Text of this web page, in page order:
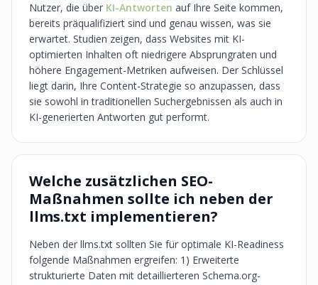
Nutzer, die über KI-Antworten auf Ihre Seite kommen,
bereits präqualifiziert sind und genau wissen, was sie
erwartet. Studien zeigen, dass Websites mit KI-
optimierten Inhalten oft niedrigere Absprungraten und
höhere Engagement-Metriken aufweisen. Der Schlüssel
liegt darin, Ihre Content-Strategie so anzupassen, dass
sie sowohl in traditionellen Suchergebnissen als auch in
KI-generierten Antworten gut performt.
Welche zusätzlichen SEO-
Maßnahmen sollte ich neben der
llms.txt implementieren?
Neben der llms.txt sollten Sie für optimale KI-Readiness
folgende Maßnahmen ergreifen: 1) Erweiterte
strukturierte Daten mit detaillierteren Schema.org-